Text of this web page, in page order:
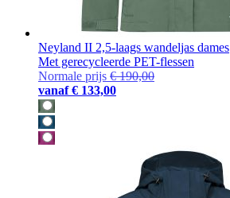
Neyland II 2,5-laags wandeljas dames
Met gerecycleerde PET-flessen
Normale prijs € 190,00
vanaf € 133,00